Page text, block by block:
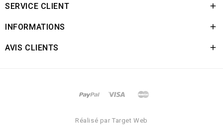
SERVICE CLIENT 
INFORMATIONS 
AVIS CLIENTS 
Réalisé par Target Web